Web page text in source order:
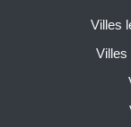
Villes
Villes